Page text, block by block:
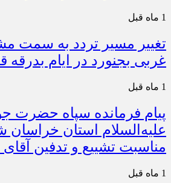
1 ماه قبل
تغییر مسیر تردد به سمت
غربی بجنورد در ایام بدرقه
1 ماه قبل
پیام فرمانده سپاه حضرت
علیه‌السلام استان خراسان
مناسبت تشییع و تدفین آقای
1 ماه قبل